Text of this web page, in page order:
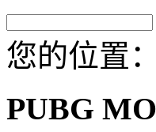
您的位置：
PUBG